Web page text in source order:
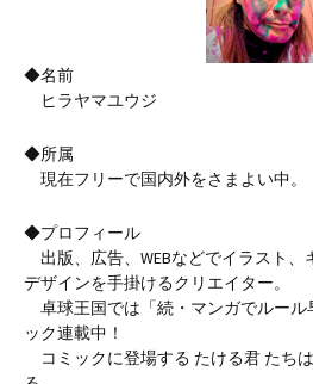
◆名前
ヒラヤマユウジ
◆所属
現在フリーで国内外をさまよい中。
◆プロフィール
出版、広告、WEBなどでイラスト、
デザインを手掛けるクリエイター。
卓球王国では「続・マンガでルール
ック連載中！
コミックに登場する たける君 たち